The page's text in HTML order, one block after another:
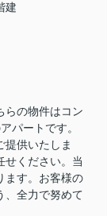
建
らの物件はコン
パートです。
提供いたしま
せください。当
ます。お客様の
、全力で努めて